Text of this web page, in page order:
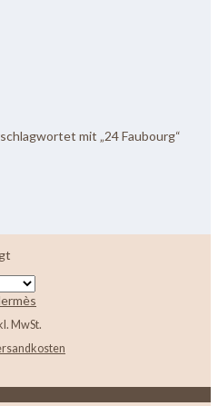
mit „24 Faubourg“
MwSt.